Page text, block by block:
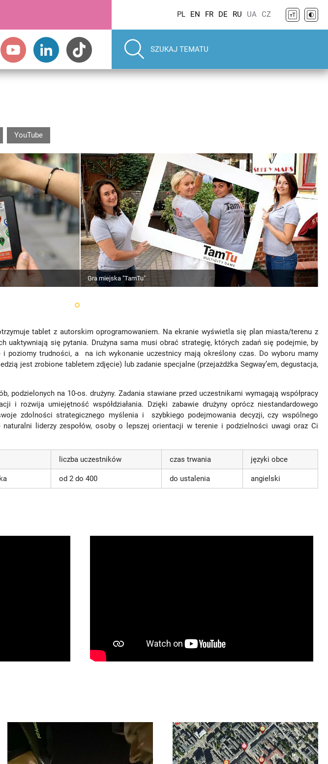
PL EN FR DE RU UA CZ
YouTube
Gra miejska "TamTu"
tablet z autorskim oprogramowaniem. Na ekranie wyświetla się plan miasta/terenu z
uaktywniają się pytania. Drużyna sama musi obrać strategię, których zadań się podejmie, by
i poziomy trudności, a na ich wykonanie uczestnicy mają określony czas. Do wyboru mamy
jest zrobione tabletem zdjęcie) lub zadanie specjalne (przejażdżka Segway’em, degustacja,
podzielonych na 10-os. drużyny. Zadania stawiane przed uczestnikami wymagają współpracy
i rozwija umiejętność współdziałania. Dzięki zabawie drużyny oprócz niestandardowego
zdolności strategicznego myślenia i szybkiego podejmowania decyzji, czy wspólnego
naturalni liderzy zespołów, osoby o lepszej orientacji w terenie i podzielności uwagi oraz Ci
liczba uczestników czas trwania języki obce
od 2 do 400 do ustalenia angielski